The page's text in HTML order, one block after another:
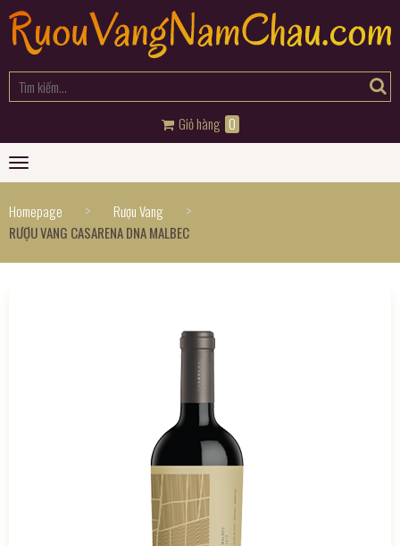
Giỏ hàng 0
Toggle
navigation
Homepage
> Rượu Vang >
RƯỢU VANG CASARENA DNA MALBEC